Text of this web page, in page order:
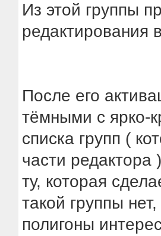
Из этой группы
редактирования
После его
тёмными с ярко-
списка групп (
части редактора
ту, которая
такой группы
полигоны